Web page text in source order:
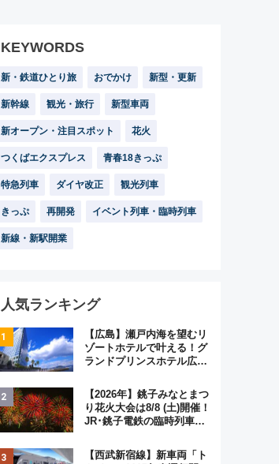
KEYWORDS
新・鉄道ひとり旅 おでかけ 新型・更新
新幹線 観光・旅行 新型車両
新オープン・注目スポット 花火
つくばエクスプレス 青春18きっぷ
特急列車 ダイヤ改正 観光列車
きっぷ 再開発 イベント列車・臨時列車
新線・新駅開業
人気ランキング
【広島】瀬戸内海を望むリ
ゾートホテルで叶える！グ
ランドプリンスホテル広島
ジュアルパーティープラン
【2026年】銚子みなとまつ
り花火大会は8/8 (土)開催！
JR･銚子電鉄の臨時列車や
く8,000発の大迫力＆屋台
を満喫
【西武新宿線】新車両「ト